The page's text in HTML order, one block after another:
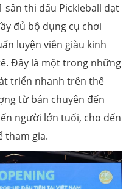
sân thi đấu Pickleball đạt
đủ bộ dụng cụ chơi
luyện viên giàu kinh
Đây là một trong những
triển nhanh trên thế
từ bán chuyên đến
người lớn tuổi, cho đến
tham gia.